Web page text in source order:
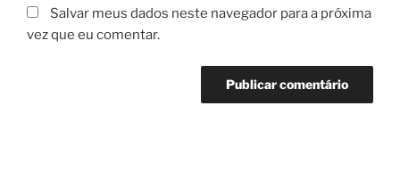
Salvar meus dados neste navegador para a próxima
vez que eu comentar.